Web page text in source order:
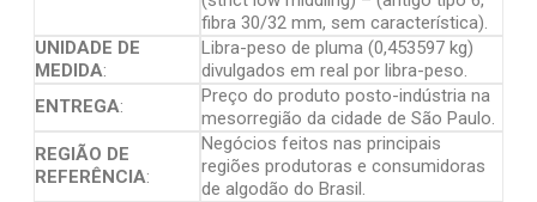
fibra 30/32 mm, sem característica).
UNIDADE DE
MEDIDA:
Libra-peso de pluma (0,453597 kg)
divulgados em real por libra-peso.
ENTREGA:
Preço do produto posto-indústria na
mesorregião da cidade de São Paulo.
REGIÃO DE
REFERÊNCIA:
Negócios feitos nas principais
regiões produtoras e consumidoras
de algodão do Brasil.